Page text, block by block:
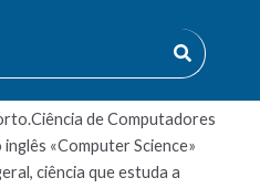
de Computadores
«Computer Science»
ciência que estuda a